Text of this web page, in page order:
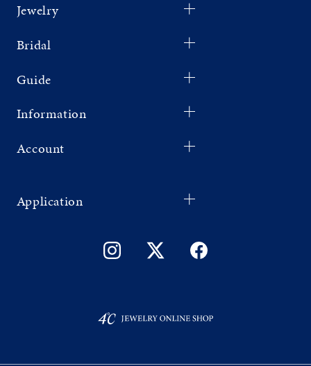
Jewelry
Bridal
Guide
Information
Account
Application